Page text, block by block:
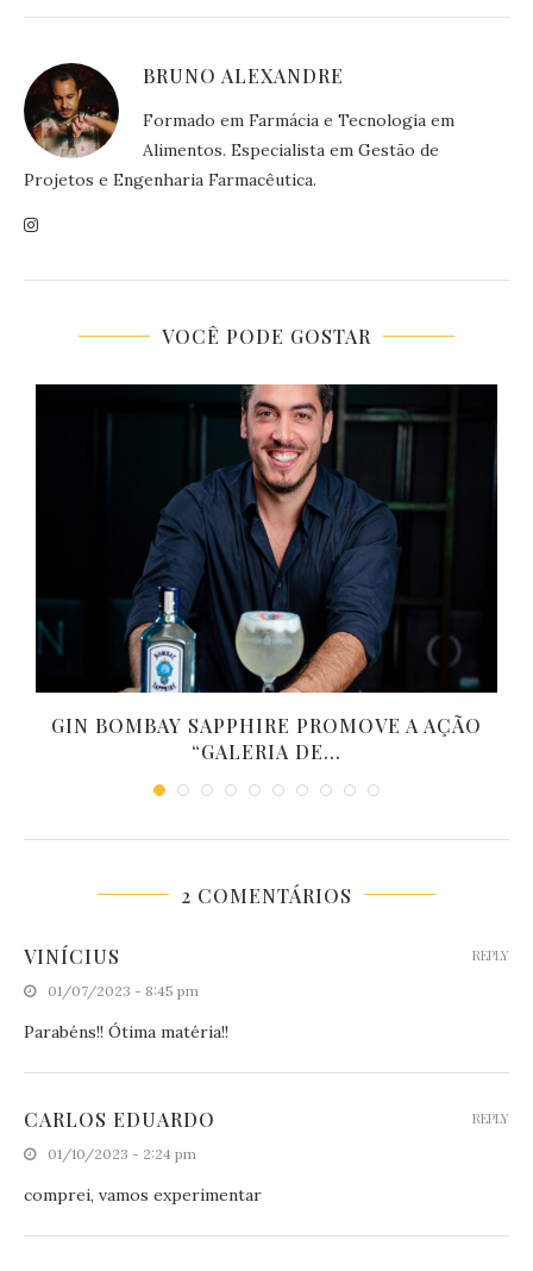
BRUNO ALEXANDRE
Formado em Farmácia e Tecnologia em
Alimentos. Especialista em Gestão de
Projetos e Engenharia Farmacêutica.
VOCÊ PODE GOSTAR
GIN BOMBAY SAPPHIRE PROMOVE A AÇÃO
“GALERIA DE...
2 COMENTÁRIOS
VINÍCIUS
01/07/2023 - 8:45 pm
Parabéns!! Ótima matéria!!
REPLY
CARLOS EDUARDO
01/10/2023 - 2:24 pm
comprei, vamos experimentar
REPLY